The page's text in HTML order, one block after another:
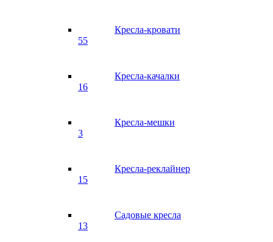
Кресла-кровати
55
Кресла-качалки
16
Кресла-мешки
3
Кресла-реклайнер
15
Садовые кресла
13